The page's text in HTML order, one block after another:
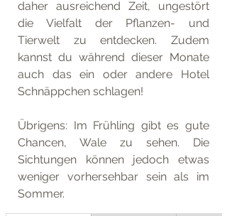
daher ausreichend Zeit, ungestört
die Vielfalt der Pflanzen- und
Tierwelt zu entdecken. Zudem
kannst du während dieser Monate
auch das ein oder andere Hotel
Schnäppchen schlagen!
Übrigens: Im Frühling gibt es gute
Chancen, Wale zu sehen. Die
Sichtungen können jedoch etwas
weniger vorhersehbar sein als im
Sommer.